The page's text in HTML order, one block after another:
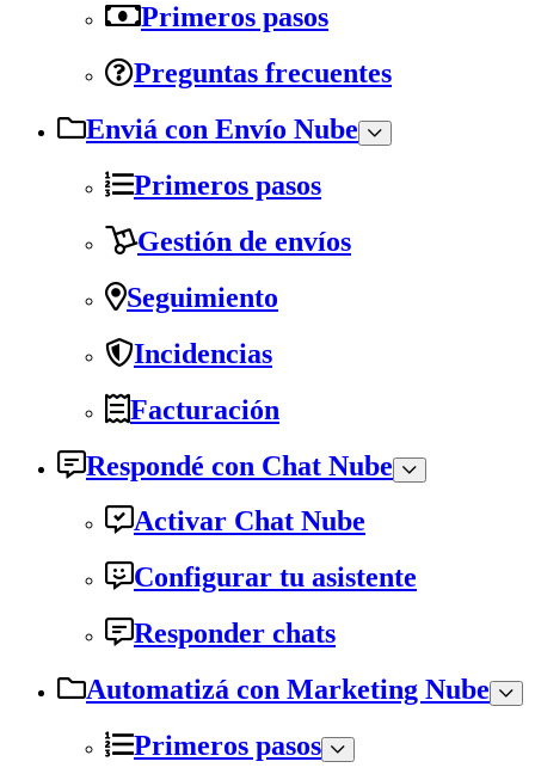
Primeros pasos
Preguntas frecuentes
Enviá con Envío Nube
Primeros pasos
Gestión de envíos
Seguimiento
Incidencias
Facturación
Respondé con Chat Nube
Activar Chat Nube
Configurar tu asistente
Responder chats
Automatizá con Marketing Nube
Primeros pasos